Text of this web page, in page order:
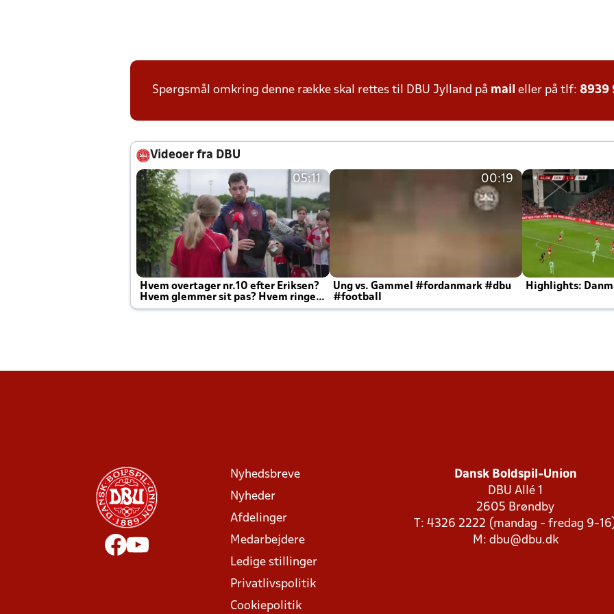
Spørgsmål omkring denne række skal rettes til DBU Jylland på mail eller på tlf: 8939
Videoer fra DBU
05:11
Hvem overtager nr.10 efter Eriksen?
Hvem glemmer sit pas? Hvem ringer
Joachim altid til efter kampe?
00:19
Ung vs. Gammel #fordanmark #dbu
#football
Highlights:
Nyhedsbreve
Nyheder
Afdelinger
Medarbejdere
Ledige stillinger
Privatlivspolitik
Cookiepolitik
Dansk Boldspil-Union
DBU Allé 1
2605 Brøndby
T: 4326 2222 (mandag - fredag 9-
M: dbu@dbu.dk